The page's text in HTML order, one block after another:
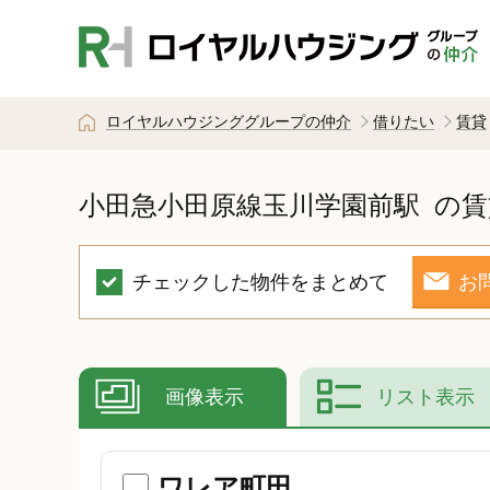
ロイヤルハウジンググループの仲介 借りたい 賃貸
小田急小田原線玉川学園前駅 の
チェックした物件をまとめて お
画像表示 リスト表示